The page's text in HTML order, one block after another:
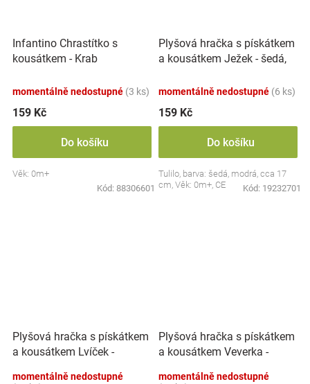
Infantino Chrastítko s
kousátkem - Krab
momentálně nedostupné (3 ks)
159 Kč
Do košíku
Věk: 0m+
Kód: 88306601
Plyšová hračka s pískátkem
a kousátkem Ježek - šedá,
momentálně nedostupné (6 ks)
159 Kč
Do košíku
Tulilo, barva: šedá, modrá, cca 17
cm, Věk: 0m+, CE
Kód: 19232701
Plyšová hračka s pískátkem
a kousátkem Lvíček -
momentálně nedostupné
Plyšová hračka s pískátkem
a kousátkem Veverka -
momentálně nedostupné